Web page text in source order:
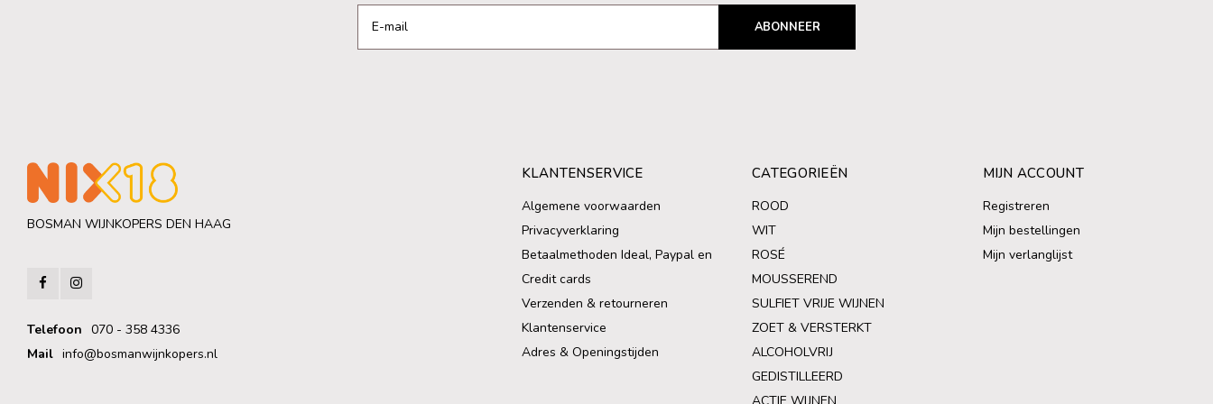
ABONNEER
BOSMAN WIJNKOPERS DEN HAAG
Telefoon 070 - 358 4336
Mail info@bosmanwijnkopers.nl
KLANTENSERVICE
Algemene voorwaarden
Privacyverklaring
Betaalmethoden Ideal, Paypal en
Credit cards
Verzenden & retourneren
Klantenservice
Adres & Openingstijden
CATEGORIEËN
ROOD
WIT
ROSÉ
MOUSSEREND
SULFIET VRIJE WIJNEN
ZOET & VERSTERKT
ALCOHOLVRIJ
GEDISTILLEERD
ACTIE WIJNEN
MIJN ACCOUNT
Registreren
Mijn bestellingen
Mijn verlanglijst